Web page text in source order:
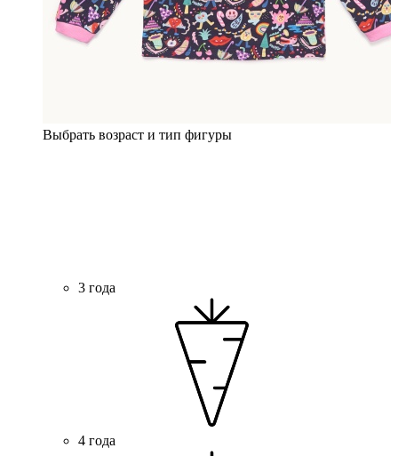
Выбрать возраст и тип фигуры
3 года
4 года